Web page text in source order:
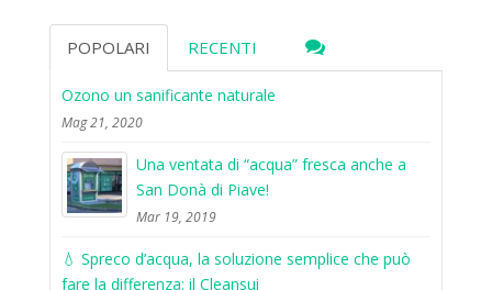
POPOLARI RECENTI
Ozono un sanificante naturale
Mag 21, 2020
Una ventata di “acqua” fresca anche a
San Donà di Piave!
Mar 19, 2019
💧 Spreco d’acqua, la soluzione semplice che può
fare la differenza: il Cleansui